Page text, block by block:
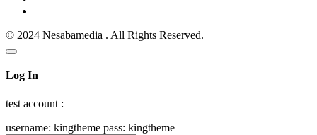
© 2024 Nesabamedia . All Rights Reserved.
Log In
test account :
username: kingtheme pass: kingtheme